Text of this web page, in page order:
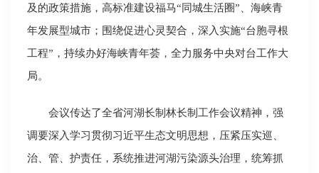
及的政策措施，高标准建设福马“同城生活圈”、海峡青
年发展型城市；围绕促进心灵契合，深入实施“台胞寻根
工程”，持续办好海峡青年荟，全力服务中央对台工作大
局。
会议传达了全省河湖长制林长制工作会议精神，强
调要深入学习贯彻习近平生态文明思想，压紧压实巡、
治、管、护责任，系统推进河湖污染源头治理，统筹抓